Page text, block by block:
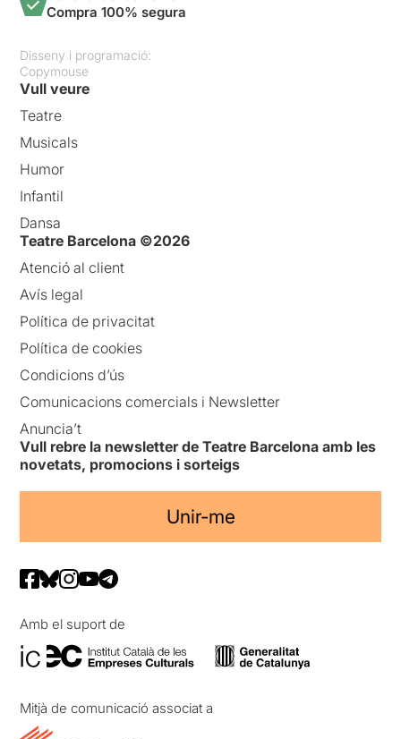
Compra 100% segura
Disseny i programació:
Copymouse
Vull veure
Teatre
Musicals
Humor
Infantil
Dansa
Teatre Barcelona ©2026
Atenció al client
Avís legal
Política de privacitat
Política de cookies
Condicions d’ús
Comunicacions comercials i Newsletter
Anuncia’t
Vull rebre la newsletter de Teatre Barcelona amb les
novetats, promocions i sorteigs
Unir-me
Amb el suport de
Mitjà de comunicació associat a